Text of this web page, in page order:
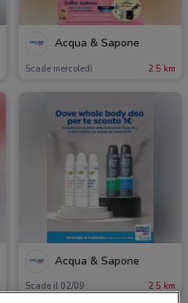
Acqua & Sapone
Scade mercoledì 2.5 km
Acqua & Sapone
Scade il 02/09 2.5 km